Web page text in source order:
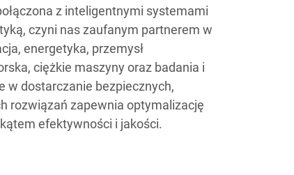
z inteligentnymi systemami
czyni nas zaufanym partnerem w
energetyka, przemysł
ciężkie maszyny oraz badania i
w dostarczanie bezpiecznych,
rozwiązań zapewnia optymalizację
efektywności i jakości.